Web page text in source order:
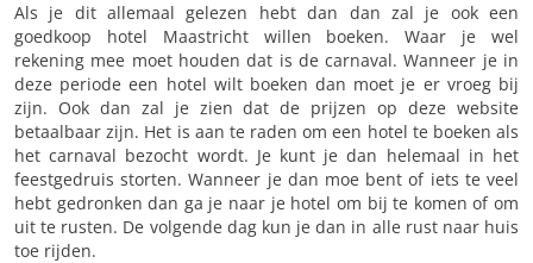
Als je dit allemaal gelezen hebt dan dan zal je ook een
goedkoop hotel Maastricht willen boeken. Waar je wel
rekening mee moet houden dat is de carnaval. Wanneer je in
deze periode een hotel wilt boeken dan moet je er vroeg bij
zijn. Ook dan zal je zien dat de prijzen op deze website
betaalbaar zijn. Het is aan te raden om een hotel te boeken als
het carnaval bezocht wordt. Je kunt je dan helemaal in het
feestgedruis storten. Wanneer je dan moe bent of iets te veel
hebt gedronken dan ga je naar je hotel om bij te komen of om
uit te rusten. De volgende dag kun je dan in alle rust naar huis
toe rijden.